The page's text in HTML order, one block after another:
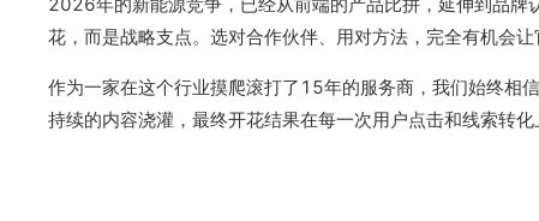
花，而是战略支点。选对合作伙伴、用对方法，完全有机会
作为一家在这个行业摸爬滚打了15年的服务商，我们始终相
持续的内容浇灌，最终开花结果在每一次用户点击和线索转